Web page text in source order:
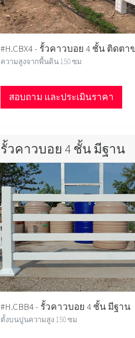
#H.CBX4 - รั้วคาวบอย 4 ชั้น ติดตา
ความสูงจากพื้นดิน 150 ซม
สอบถาม และประเมินราคา
รั้วคาวบอย 4 ชั้น มีฐาน
#H.CBB4 - รั้วคาวบอย 4 ชั้น มีฐาน
ตั้งบนปูนความสูง 150 ซม